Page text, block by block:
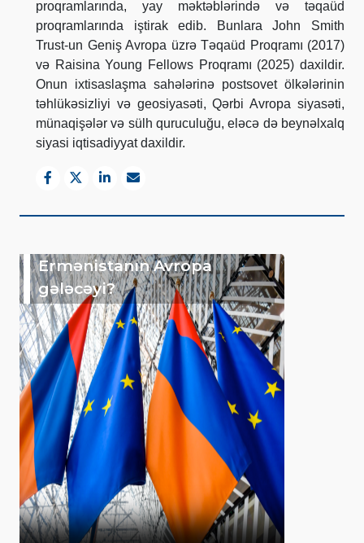
proqramlarında, yay məktəblərində və təqaüd
proqramlarında iştirak edib. Bunlara John Smith
Trust-un Geniş Avropa üzrə Təqaüd Proqramı (2017)
və Raisina Young Fellows Proqramı (2025) daxildir.
Onun ixtisaslaşma sahələrinə postsovet ölkələrinin
təhlükəsizliyi və geosiyasəti, Qərbi Avropa siyasəti,
münaqişələr və sülh quruculuğu, eləcə də beynəlxalq
siyasi iqtisadiyyat daxildir.
Ermənistanın Avropa
gələcəyi?